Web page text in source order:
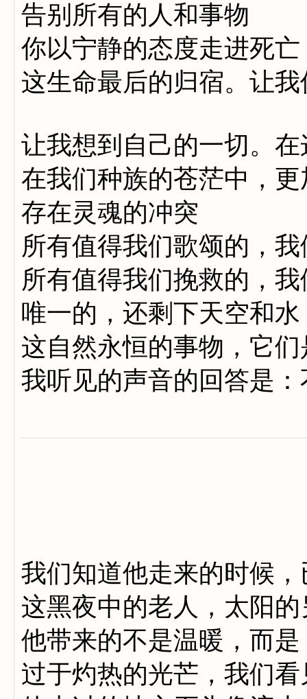
告别所有的人和事物
你以宁静的态度走进死亡
这生命最后的归宿。让
让我想到自己的一切。在
在我们种族的苍茫中，
存在灵魂的冲突
所有值得我们歌颂的，
所有值得我们挽救的，
唯一的，还剩下天空和水
这自然永恒的事物，它
我听见的声音的回答是：
我们知道他走来的时候
这黑夜中的老人，太阳
他带来的不是温暖，而是
过于灼热的光芒，我们看